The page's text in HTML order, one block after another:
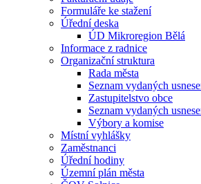
Formuláře ke stažení
Úřední deska
ÚD Mikroregion Bělá
Informace z radnice
Organizační struktura
Rada města
Seznam vydaných
Zastupitelstvo obce
Seznam vydaných
Výbory a komise
Místní vyhlášky
Zaměstnanci
Úřední hodiny
Územní plán města